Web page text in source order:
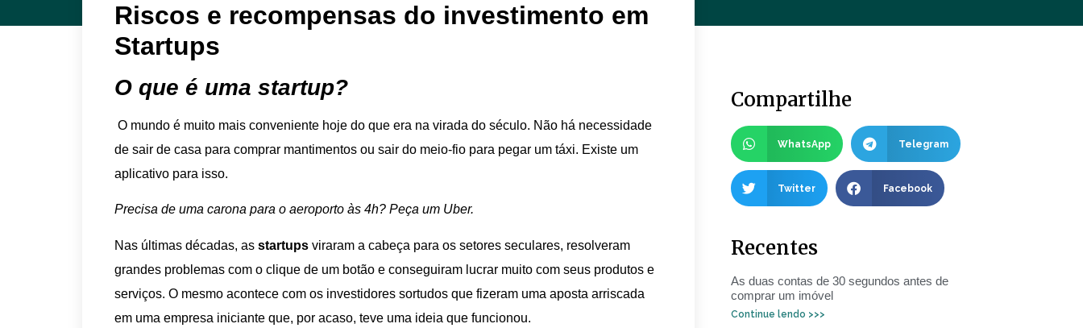
Riscos e recompensas do investimento em
Startups
O que é uma startup?
O mundo é muito mais conveniente hoje do que era na virada do século. Não há necessidade
de sair de casa para comprar mantimentos ou sair do meio-fio para pegar um táxi. Existe um
aplicativo para isso.
Precisa de uma carona para o aeroporto às 4h? Peça um Uber.
Nas últimas décadas, as startups viraram a cabeça para os setores seculares, resolveram
grandes problemas com o clique de um botão e conseguiram lucrar muito com seus produtos e
serviços. O mesmo acontece com os investidores sortudos que fizeram uma aposta arriscada
em uma empresa iniciante que, por acaso, teve uma ideia que funcionou.
Compartilhe
WhatsApp Telegram
Twitter Facebook
Recentes
As duas contas de 30 segundos antes de
comprar um imóvel
Continue lendo >>>